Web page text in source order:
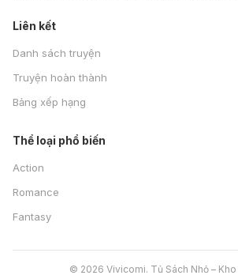
Liên kết
Danh sách truyện
Truyện hoàn thành
Bảng xếp hạng
Thể loại phổ biến
Action
Romance
Fantasy
© 2026 Vivicomi. Tủ Sách Nhỏ – Kho